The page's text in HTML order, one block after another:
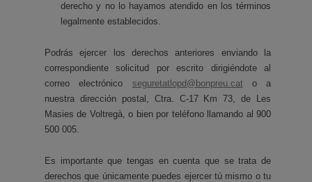
derecho y no lo hayamos atendido en los términos
legalmente establecidos.
Podrás ejercer los derechos anteriores enviando la
correspondiente solicitud por escrito dirigiéndote al
correo electrónico seguretatlopd@bonpreu.cat
o a
nuestra dirección postal, Ctra. C-17 Km 73, de Les
Masies de Voltregà, o bien por teléfono llamando al 900
500 005.
Es importante que tengas en cuenta que se trata de
derechos que únicamente puedes ejercer tú mismo o tu